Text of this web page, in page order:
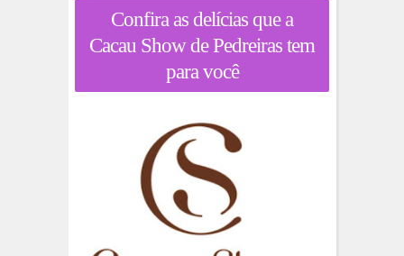
Confira as delícias que a
Cacau Show de Pedreiras tem
para você